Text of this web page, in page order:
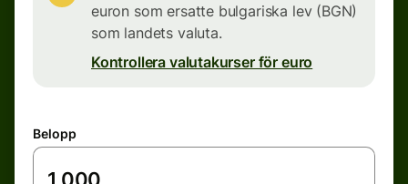
euron som ersatte bulgariska lev (BGN)
som landets valuta.
Kontrollera valutakurser för euro
Belopp